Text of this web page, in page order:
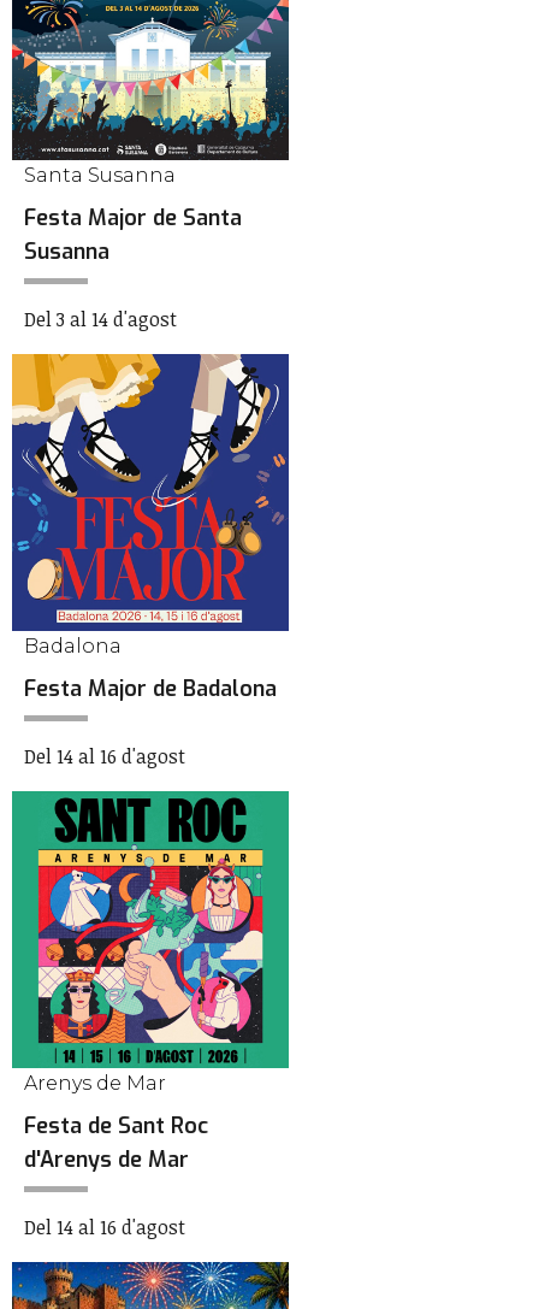
Santa Susanna
Festa Major de Santa
Susanna
Del 3 al 14 d'agost
Badalona
Festa Major de Badalona
Del 14 al 16 d'agost
Arenys de Mar
Festa de Sant Roc
d'Arenys de Mar
Del 14 al 16 d'agost